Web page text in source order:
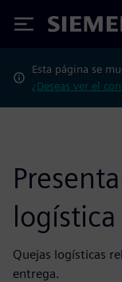
Siemens
Esta página se
¿Deseas ver el
logística
Quejas logísticas
entrega.